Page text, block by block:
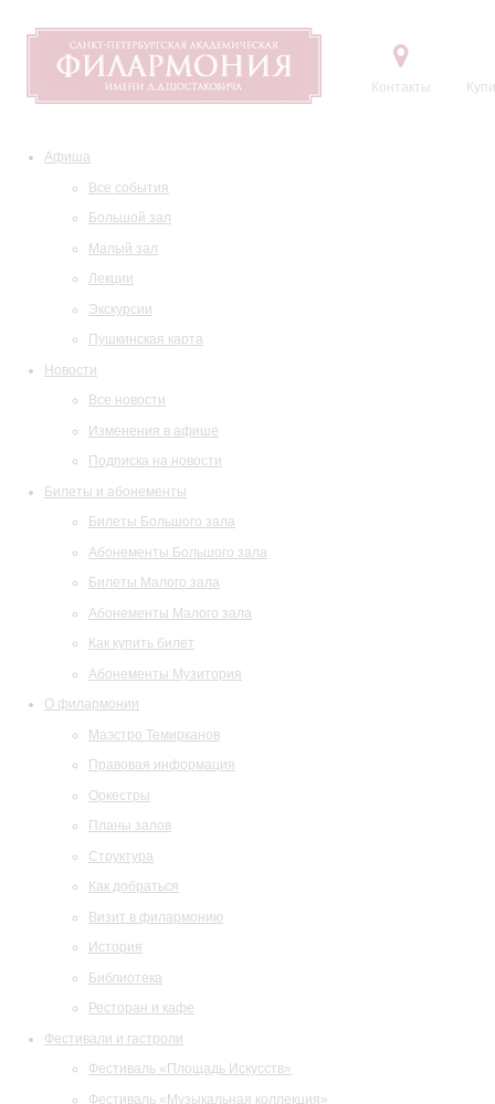
Контакты
Афиша
Все события
Большой зал
Малый зал
Лекции
Экскурсии
Пушкинская карта
Новости
Все новости
Изменения в афише
Подписка на новости
Билеты и абонементы
Билеты Большого зала
Абонементы Большого зала
Билеты Малого зала
Абонементы Малого зала
Как купить билет
Абонементы Музитория
О филармонии
Маэстро Темирканов
Правовая информация
Оркестры
Планы залов
Структура
Как добраться
Визит в филармонию
История
Библиотека
Ресторан и кафе
Фестивали и гастроли
Фестиваль «Площадь Искусств»
Фестиваль «Музыкальная коллекция»